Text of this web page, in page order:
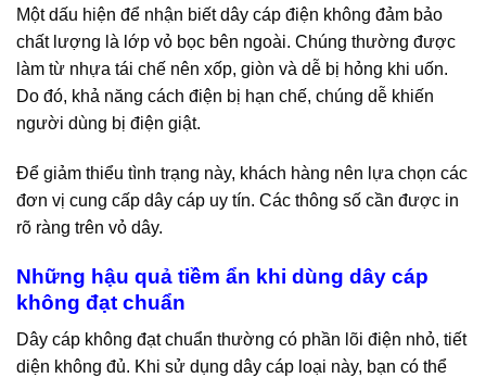
Một dấu hiện để nhận biết dây cáp điện không đảm bảo
chất lượng là lớp vỏ bọc bên ngoài. Chúng thường được
làm từ nhựa tái chế nên xốp, giòn và dễ bị hỏng khi uốn.
Do đó, khả năng cách điện bị hạn chế, chúng dễ khiến
người dùng bị điện giật.
Để giảm thiểu tình trạng này, khách hàng nên lựa chọn các
đơn vị cung cấp dây cáp uy tín. Các thông số cần được in
rõ ràng trên vỏ dây.
Những hậu quả tiềm ẩn khi dùng dây cáp
không đạt chuẩn
Dây cáp không đạt chuẩn thường có phần lõi điện nhỏ, tiết
diện không đủ. Khi sử dụng dây cáp loại này, bạn có thể